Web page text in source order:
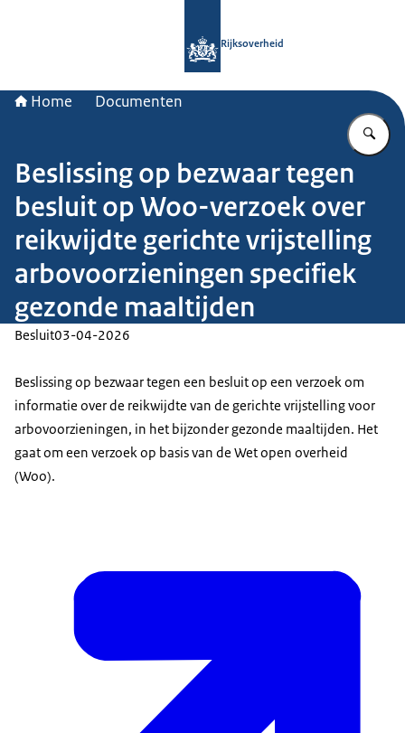
Rijksoverheid
Home Documenten
Beslissing op bezwaar tegen
besluit op Woo-verzoek over
reikwijdte gerichte vrijstelling
arbovoorzieningen specifiek
gezonde maaltijden
Besluit03-04-2026
Beslissing op bezwaar tegen een besluit op een verzoek om
informatie over de reikwijdte van de gerichte vrijstelling voor
arbovoorzieningen, in het bijzonder gezonde maaltijden. Het
gaat om een verzoek op basis van de Wet open overheid
(Woo).